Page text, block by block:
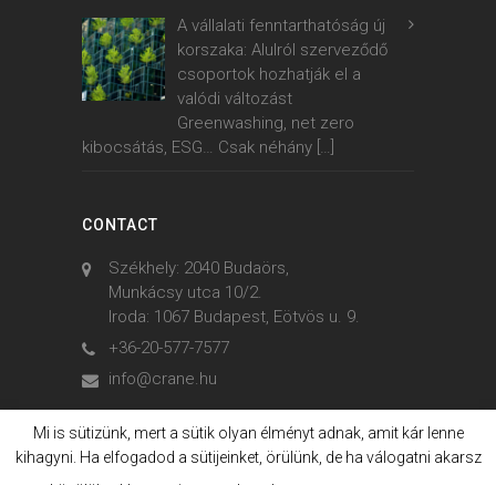
A vállalati fenntarthatóság új
korszaka: Alulról szerveződő
csoportok hozhatják el a
valódi változást
Greenwashing, net zero
kibocsátás, ESG… Csak néhány […]
CONTACT
Székhely: 2040 Budaörs,
Munkácsy utca 10/2.
Iroda: 1067 Budapest, Eötvös u. 9.
+36-20-577-7577
info@crane.hu
Mi is sütizünk, mert a sütik olyan élményt adnak, amit kár lenne
kihagyni. Ha elfogadod a sütijeinket, örülünk, de ha válogatni akarsz